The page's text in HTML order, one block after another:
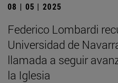
08 | 05 | 2025
Federico Lombardi
Universidad de
llamada a seguir
la Iglesia